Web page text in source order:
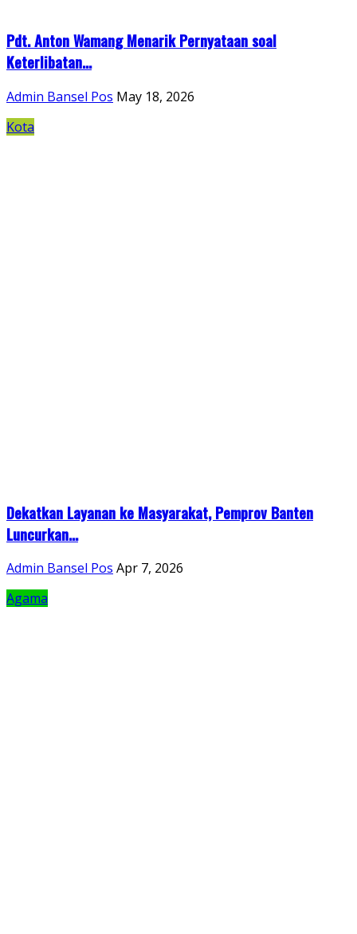
Pdt. Anton Wamang Menarik Pernyataan soal
Keterlibatan...
Admin Bansel Pos May 18, 2026
Kota
Dekatkan Layanan ke Masyarakat, Pemprov Banten
Luncurkan...
Admin Bansel Pos Apr 7, 2026
Agama